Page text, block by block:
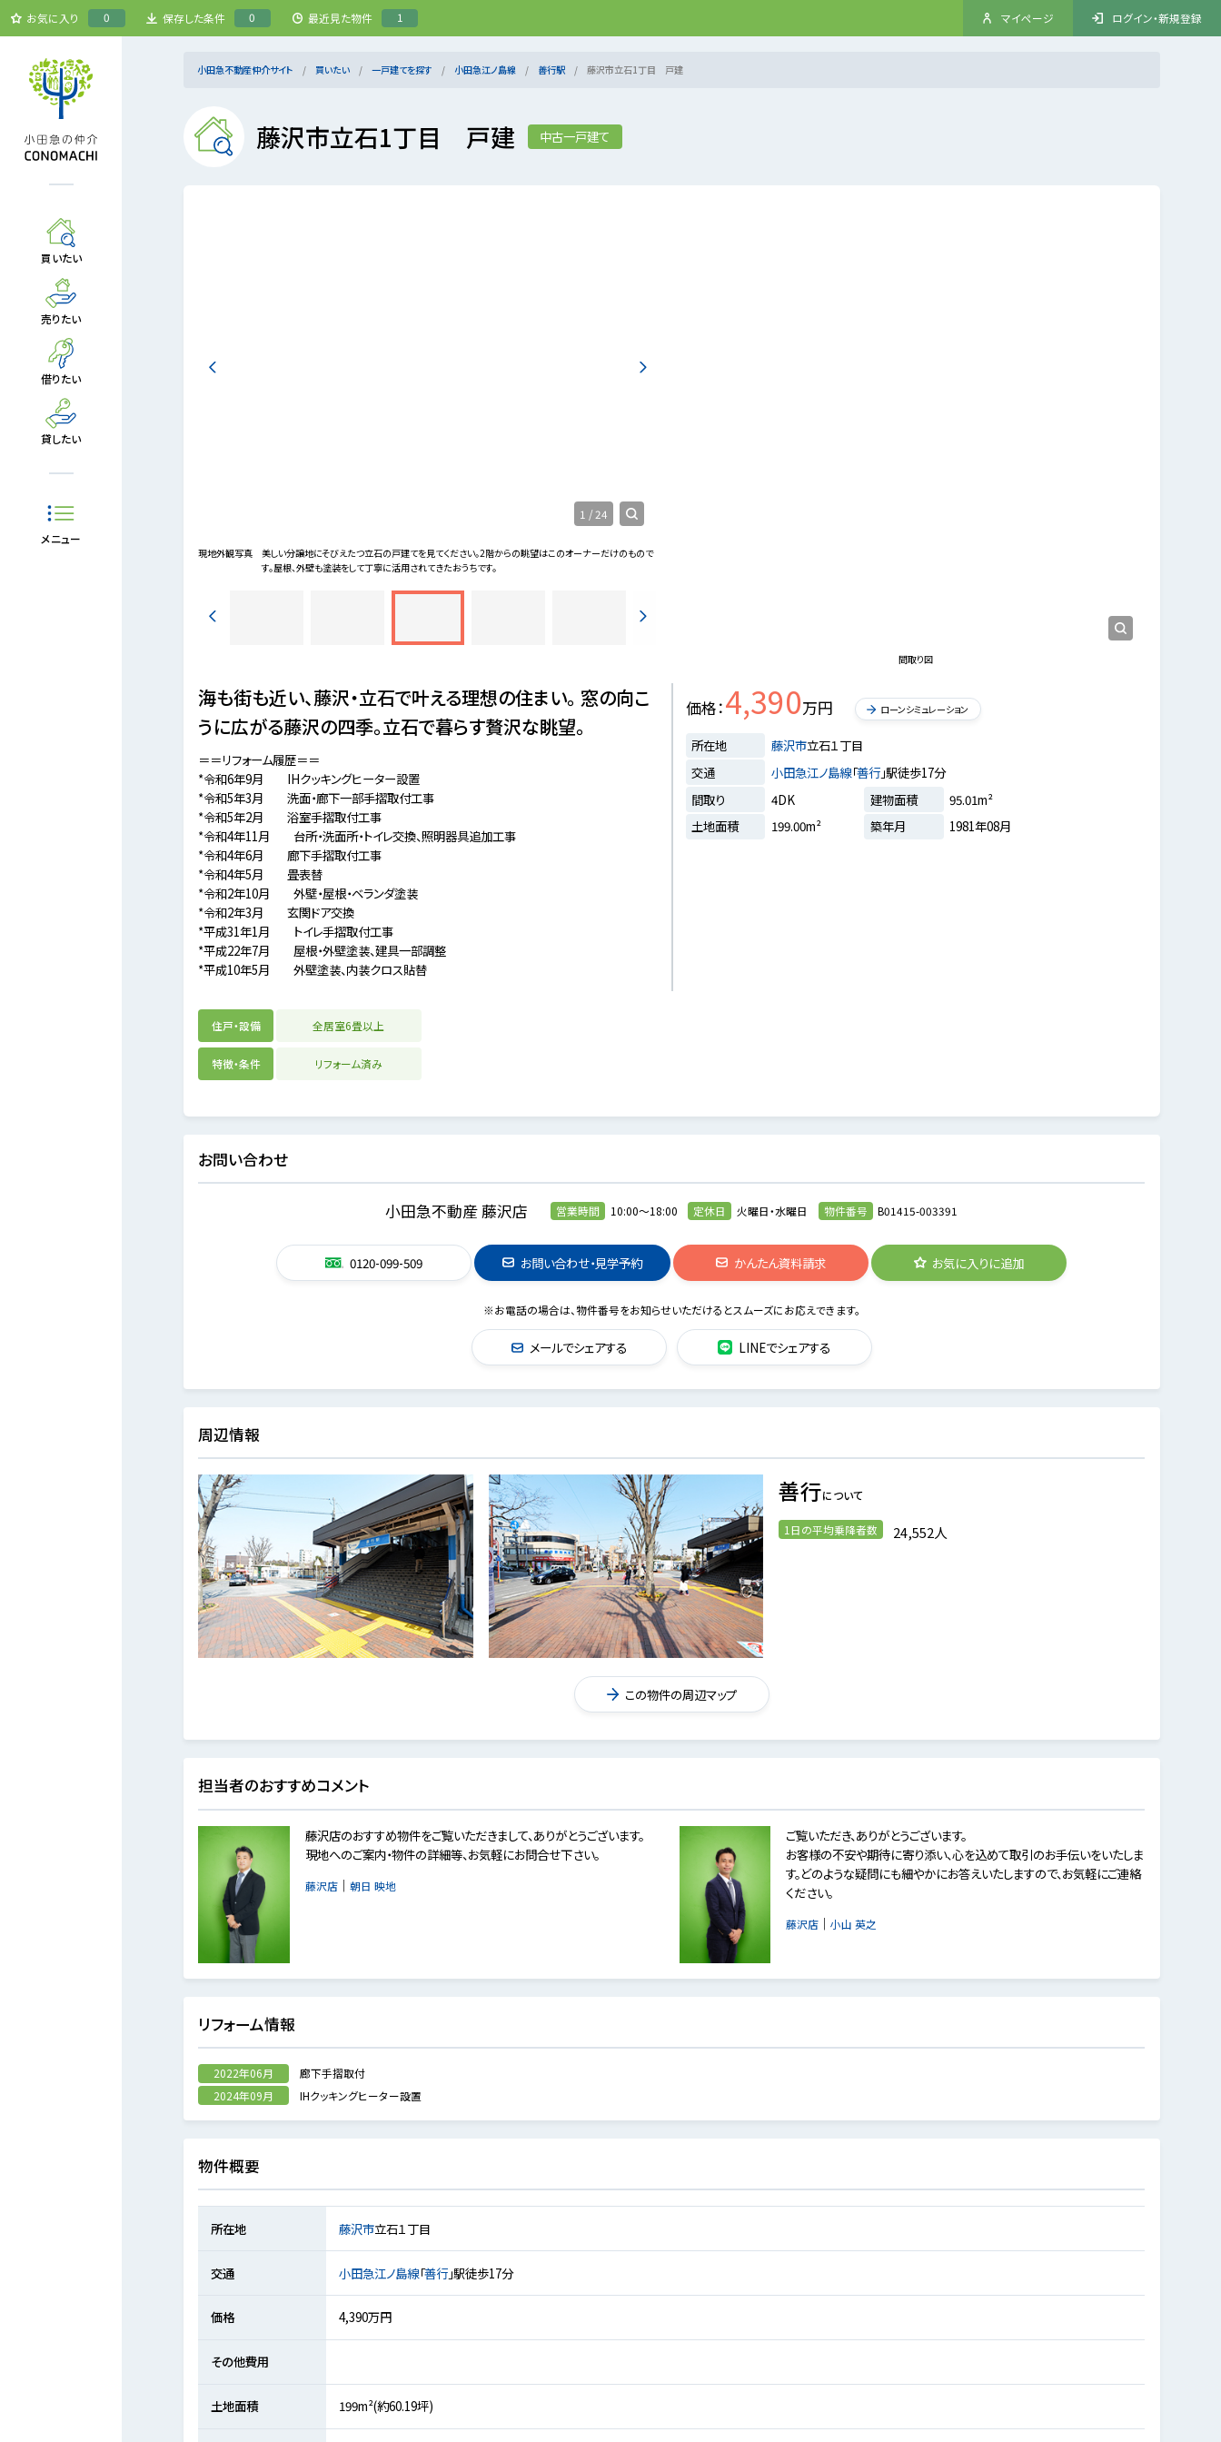
お気に入り 0 保存した条件 0 最近見た物件 1 マイページ ログイン・新規登録
買いたい
売りたい
借りたい
貸したい
メニュー
小田急不動産仲介サイト 買いたい 一戸建てを探す 小田急江ノ島線 善行駅 藤沢市立石1丁目 戸建
藤沢市立石1丁目 戸建 中古一戸建て
現地外観写真
美しい分譲地にそびえたつ立石の戸建てを見てください。2階からの眺望はこのオーナーだけのもので
す。屋根、外壁も塗装をして丁寧に活用されてきたおうちです。
1 / 24
間取り図
海も街も近い、藤沢・立石で叶える理想の住まい。 窓の向こ
うに広がる藤沢の四季。立石で暮らす贅沢な眺望。
＝＝リフォーム履歴＝＝
*令和6年9月 IHクッキングヒーター設置
*令和5年3月 洗面・廊下一部手摺取付工事
*令和5年2月 浴室手摺取付工事
*令和4年11月 台所・洗面所・トイレ交換、照明器具追加工事
*令和4年6月 廊下手摺取付工事
*令和4年5月 畳表替
*令和2年10月 外壁・屋根・ベランダ塗装
*令和2年3月 玄関ドア交換
*平成31年1月 トイレ手摺取付工事
*平成22年7月 屋根・外壁塗装、建具一部調整
*平成10年5月 外壁塗装、内装クロス貼替
価格 4,390万円 ローンシミュレーション
所在地 藤沢市立石１丁目
交通
小田急江ノ島線「善行」駅徒歩17分
間取り
4DK 建物面積
95.01m²
土地面積
199.00m² 築年月 1981年08月
住戸・設備 全居室6畳以上
特徴・条件 リフォーム済み
お問い合わせ
小田急不動産 藤沢店 営業時間 10:00～18:00 定休日 火曜日・水曜日 物件番号 B01415-003391
0120-099-509 お問い合わせ・見学予約 かんたん資料請求 お気に入りに追加
※お電話の場合は、物件番号をお知らせいただけるとスムーズにお応えできます。
メールでシェアする LINEでシェアする
周辺情報
善行について
1日の平均乗降者数 24,552人
この物件の周辺マップ
担当者のおすすめコメント
藤沢店のおすすめ物件をご覧いただきまして、ありがとうございます。
現地へのご案内・物件の詳細等、お気軽にお問合せ下さい。
藤沢店｜ 朝日 映地
ご覧いただき、ありがとうございます。
お客様の不安や期待に寄り添い、心を込めて取引のお手伝いをいたしま
す。どのような疑問にも細やかにお答えいたしますので、お気軽にご連絡
ください。
藤沢店 ｜小山 英之
リフォーム情報
2022年06月
廊下手摺取付
2024年09月
IHクッキングヒーター設置
物件概要
所在地 藤沢市立石１丁目
交通 小田急江ノ島線「善行」駅徒歩17分
価格 4,390万円
その他費用
土地面積 199m²(約60.19坪)